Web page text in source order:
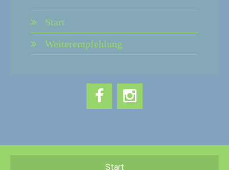
Start
Weiterempfehlung
Start